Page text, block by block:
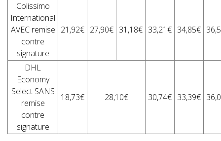
Colissimo
International
AVEC remise
contre
signature
21,92€ 27,90€ 31,18€ 33,21€ 34,85€
DHL
Economy
Select SANS
remise
contre
signature
18,73€ 28,10€ 30,74€ 33,39€